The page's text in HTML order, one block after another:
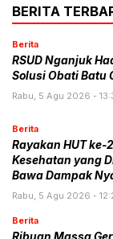
BERITA
Berita
RSUD Nganjuk
Solusi Obati Batu
Rabu, 5 Agu 2026 -
Berita
Rayakan HUT ke-
Kesehatan yang
Bawa Dampak
Rabu, 5 Agu 2026 -
Berita